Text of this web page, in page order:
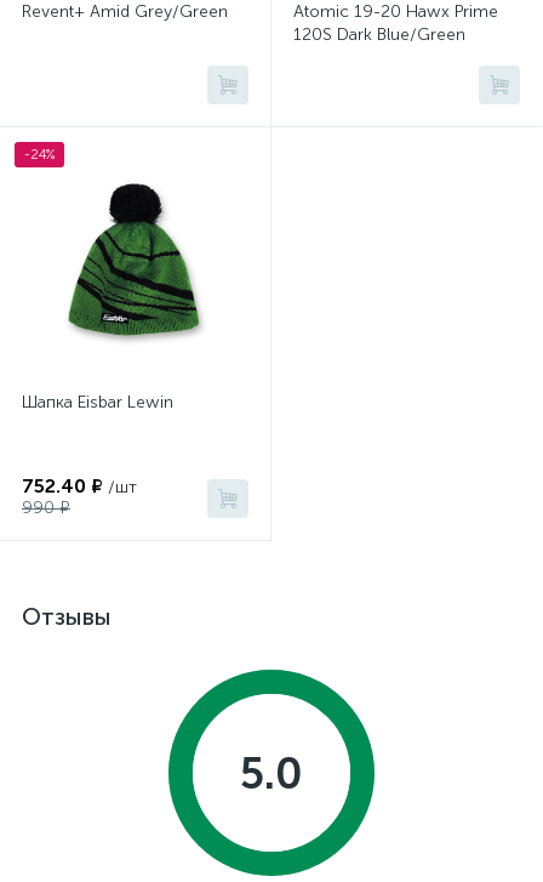
Revent+ Amid Grey/Green
Atomic 19-20 Hawx Prime
120S Dark Blue/Green
-24%
Шапка Eisbar Lewin
752.40 ₽ /шт
990 ₽
Отзывы
5.0